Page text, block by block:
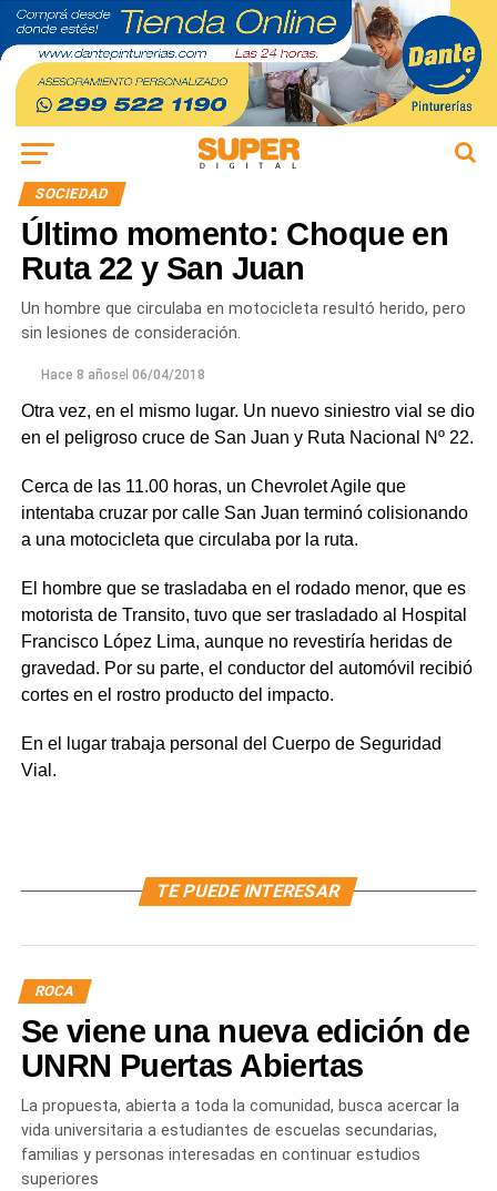
SOCIEDAD
Último momento: Choque en
Ruta 22 y San Juan
Un hombre que circulaba en motocicleta resultó herido, pero
sin lesiones de consideración.
Hace 8 añosel 06/04/2018
Otra vez, en el mismo lugar. Un nuevo siniestro vial se dio
en el peligroso cruce de San Juan y Ruta Nacional Nº 22.
Cerca de las 11.00 horas, un Chevrolet Agile que
intentaba cruzar por calle San Juan terminó colisionando
a una motocicleta que circulaba por la ruta.
El hombre que se trasladaba en el rodado menor, que es
motorista de Transito, tuvo que ser trasladado al Hospital
Francisco López Lima, aunque no revestiría heridas de
gravedad. Por su parte, el conductor del automóvil recibió
cortes en el rostro producto del impacto.
En el lugar trabaja personal del Cuerpo de Seguridad
Vial.
TE PUEDE INTERESAR
ROCA
Se viene una nueva edición de
UNRN Puertas Abiertas
La propuesta, abierta a toda la comunidad, busca acercar la
vida universitaria a estudiantes de escuelas secundarias,
familias y personas interesadas en continuar estudios
superiores